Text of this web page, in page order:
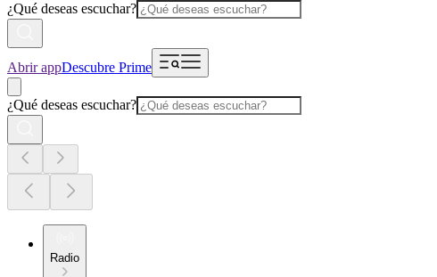
¿Qué deseas escuchar?
Abrir appDescubre Prime
¿Qué deseas escuchar?
Radio